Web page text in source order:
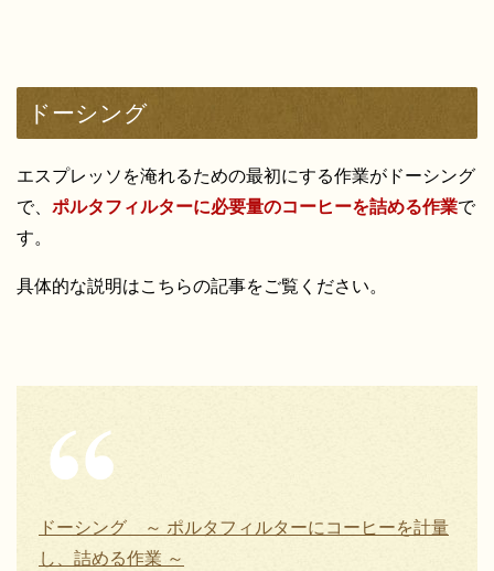
ドーシング
エスプレッソを淹れるための最初にする作業がドーシング
で、 ポルタフィルターに必要量のコーヒーを詰める作業で
す。
具体的な説明はこちらの記事をご覧ください。
ドーシング ～ ポルタフィルターにコーヒーを計量
し、詰める作業 ～